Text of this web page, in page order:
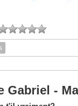
Gabriel -